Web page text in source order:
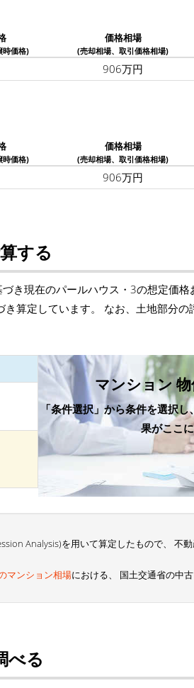
時価格)
価格相場
(売却相場、取引価格相場)
906万円
時価格)
価格相場
(売却相場、取引価格相場)
906万円
する
き現在のパールハウス・3の想定価
き算定しています。 なお、土地部分
マンション
「条件選択」から条件を選択
果がここ
Analysis)を用いて算定したもので、 不
マンション相場における、 国土交通省の中
べる